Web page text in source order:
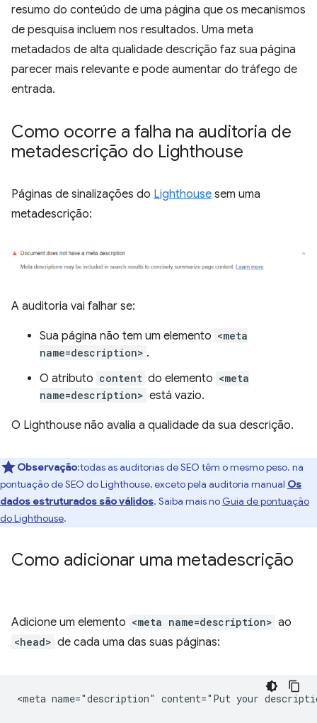
resumo do conteúdo de uma página que os mecanismos
de pesquisa incluem nos resultados. Uma meta
metadados de alta qualidade descrição faz sua página
parecer mais relevante e pode aumentar do tráfego de
entrada.
Como ocorre a falha na auditoria de
metadescrição do Lighthouse
Páginas de sinalizações do Lighthouse sem uma
metadescrição:
A auditoria vai falhar se:
Sua página não tem um elemento <meta
name=description> .
O atributo content do elemento <meta
name=description> está vazio.
O Lighthouse não avalia a qualidade da sua descrição.
Observação:todas as auditorias de SEO têm o mesmo peso. na
pontuação de SEO do Lighthouse, exceto pela auditoria manual Os
dados estruturados são válidos. Saiba mais no Guia de pontuação
do Lighthouse.
Como adicionar uma metadescrição
Adicione um elemento <meta name=description> ao
<head> de cada uma das suas páginas: